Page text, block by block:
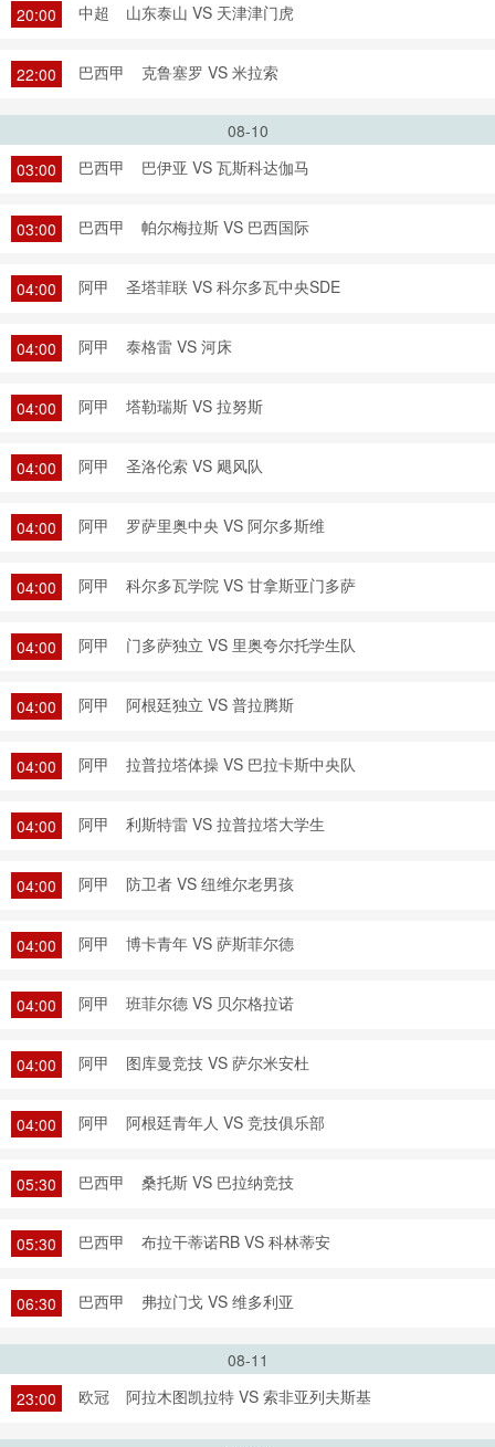
20:00 中超 山东泰山 VS 天津津门虎
22:00 巴西甲 克鲁塞罗 VS 米拉索
08-10
03:00
巴西甲 巴伊亚 VS 瓦斯科达伽马
03:00 巴西甲 帕尔梅拉斯 VS 巴西国际
04:00 阿甲 圣塔菲联 VS 科尔多瓦中央SDE
04:00 阿甲 泰格雷 VS 河床
04:00 阿甲 塔勒瑞斯 VS 拉努斯
04:00 阿甲 圣洛伦索 VS 飓风队
04:00 阿甲 罗萨里奥中央 VS 阿尔多斯维
04:00 阿甲 科尔多瓦学院 VS 甘拿斯亚门多萨
04:00 阿甲 门多萨独立 VS 里奥夸尔托学生队
04:00 阿甲 阿根廷独立 VS 普拉腾斯
04:00 阿甲 拉普拉塔体操 VS 巴拉卡斯中央队
04:00 阿甲 利斯特雷 VS 拉普拉塔大学生
04:00 阿甲 防卫者 VS 纽维尔老男孩
04:00 阿甲 博卡青年 VS 萨斯菲尔德
04:00 阿甲 班菲尔德 VS 贝尔格拉诺
04:00 阿甲 图库曼竞技 VS 萨尔米安杜
04:00 阿甲 阿根廷青年人 VS 竞技俱乐部
05:30 巴西甲 桑托斯 VS 巴拉纳竞技
05:30 巴西甲 布拉干蒂诺RB VS 科林蒂安
06:30 巴西甲 弗拉门戈 VS 维多利亚
08-11
23:00
欧冠 阿拉木图凯拉特 VS 索非亚列夫斯基